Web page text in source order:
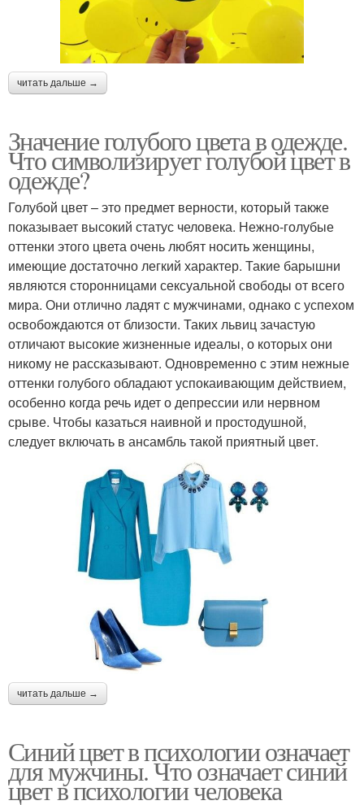
читать дальше →
Значение голубого цвета в одежде.
Что символизирует голубой цвет в
одежде?
Голубой цвет – это предмет верности, который также
показывает высокий статус человека. Нежно-голубые
оттенки этого цвета очень любят носить женщины,
имеющие достаточно легкий характер. Такие барышни
являются сторонницами сексуальной свободы от всего
мира. Они отлично ладят с мужчинами, однако с успехом
освобождаются от близости. Таких львиц зачастую
отличают высокие жизненные идеалы, о которых они
никому не рассказывают. Одновременно с этим нежные
оттенки голубого обладают успокаивающим действием,
особенно когда речь идет о депрессии или нервном
срыве. Чтобы казаться наивной и простодушной,
следует включать в ансамбль такой приятный цвет.
читать дальше →
Синий цвет в психологии означает
для мужчины. Что означает синий
цвет в психологии человека